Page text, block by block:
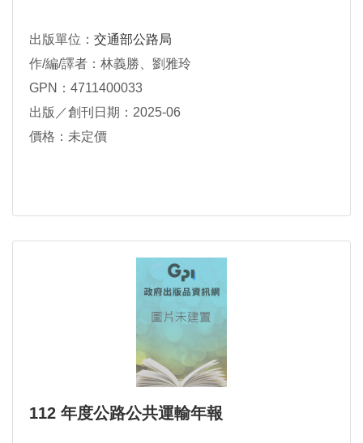
出版單位： 交通部公路局
作/編/譯者：林義勝、劉雅玲
GPN：4711400033
出版／創刊日期：2025-06
價格：未定價
112 年度公路公共運輸年報